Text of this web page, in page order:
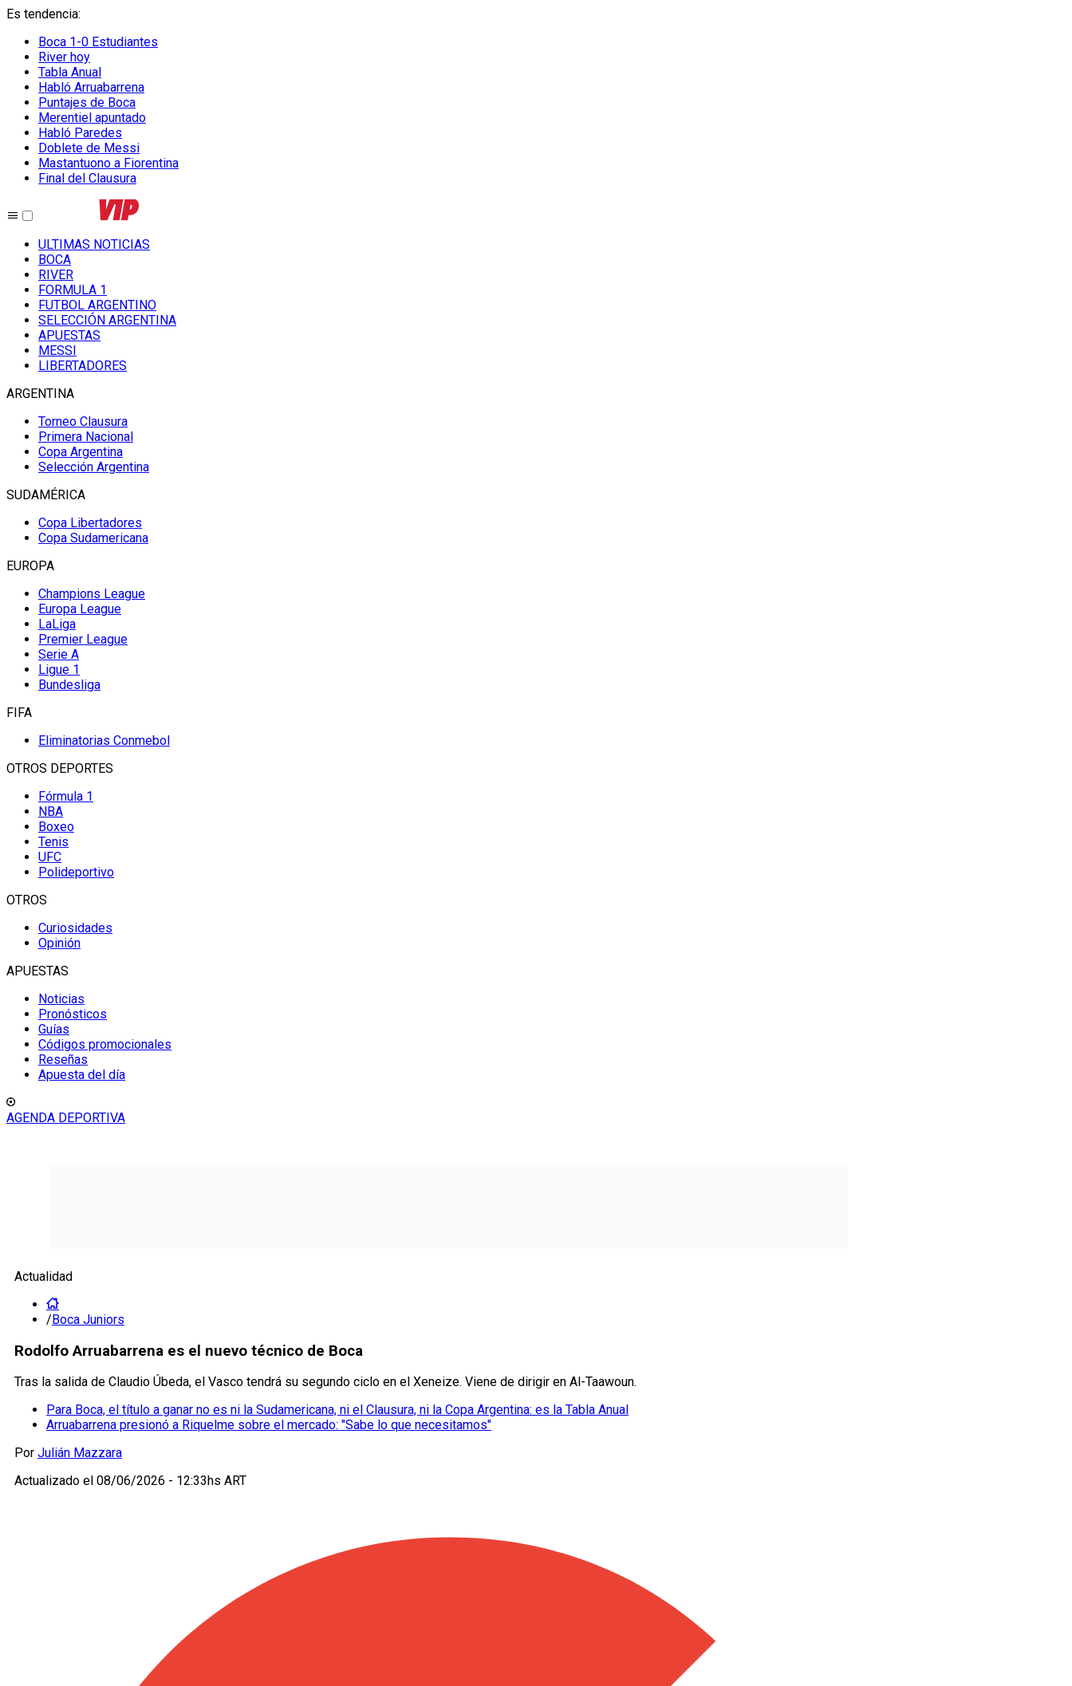
Es tendencia:
Boca 1-0 Estudiantes
River hoy
Tabla Anual
Habló Arruabarrena
Puntajes de Boca
Merentiel apuntado
Habló Paredes
Doblete de Messi
Mastantuono a Fiorentina
Final del Clausura
ULTIMAS NOTICIAS
BOCA
RIVER
FORMULA 1
FUTBOL ARGENTINO
SELECCIÓN ARGENTINA
APUESTAS
MESSI
LIBERTADORES
ARGENTINA
Torneo Clausura
Primera Nacional
Copa Argentina
Selección Argentina
SUDAMÉRICA
Copa Libertadores
Copa Sudamericana
EUROPA
Champions League
Europa League
LaLiga
Premier League
Serie A
Ligue 1
Bundesliga
FIFA
Eliminatorias Conmebol
OTROS DEPORTES
Fórmula 1
NBA
Boxeo
Tenis
UFC
Polideportivo
OTROS
Curiosidades
Opinión
APUESTAS
Noticias
Pronósticos
Guías
Códigos promocionales
Reseñas
Apuesta del día
AGENDA DEPORTIVA
Actualidad
/Boca Juniors
Rodolfo Arruabarrena es el nuevo técnico de Boca
Tras la salida de Claudio Úbeda, el Vasco tendrá su segundo ciclo en el Xeneize. Viene de dirigir en Al-Taawoun.
Para Boca, el título a ganar no es ni la Sudamericana, ni el Clausura, ni la Copa Argentina: es la Tabla Anual
Arruabarrena presionó a Riquelme sobre el mercado: "Sabe lo que necesitamos"
Por Julián Mazzara
Actualizado el 08/06/2026 - 12:33hs ART